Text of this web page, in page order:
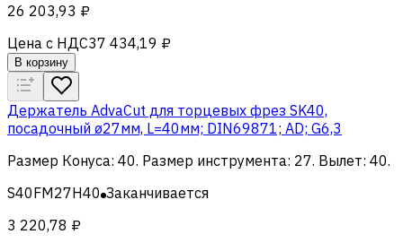
26 203,93 ₽
Цена с НДС37 434,19 ₽
В корзину
Держатель AdvaCut для торцевых фрез SK40,
посадочный ø27мм, L=40мм; DIN69871; AD; G6,3
Размер Конуса: 40. Размер инструмента: 27. Вылет: 40.
S40FM27H40 Заканчивается
3 220,78 ₽